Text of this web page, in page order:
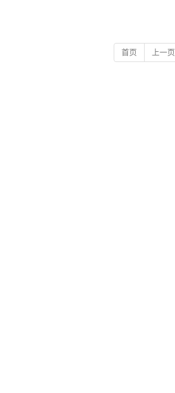
首页 上一页